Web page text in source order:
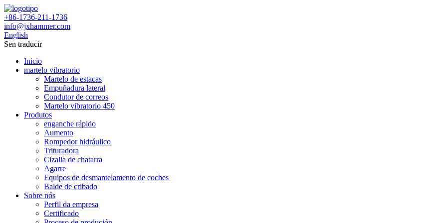
+86-1736-211-1736
info@jxhammer.com
English
Sen traducir
Inicio
martelo vibratorio
Martelo de estacas
Empuñadura lateral
Condutor de correos
Martelo vibratorio 450
Produtos
enganche rápido
Aumento
Rompedor hidráulico
Trituradora
Cizalla de chatarra
Agarre
Equipos de desmantelamento de coches
Balde de cribado
Sobre nós
Perfil da empresa
Certificado